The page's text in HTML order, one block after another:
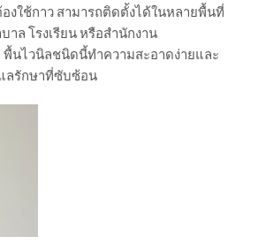
งใช้กาว สามารถติดตั้งได้ในหลายพื้นที่
าล โรงเรียน หรือสำนักงาน
พื้นไวนิลชนิดนี้ทำความสะอาดง่ายและ
ลรักษาที่ซับซ้อน